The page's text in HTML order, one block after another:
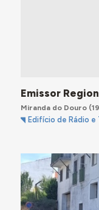
Emissor
Miranda do Douro
Edifício de Rádio